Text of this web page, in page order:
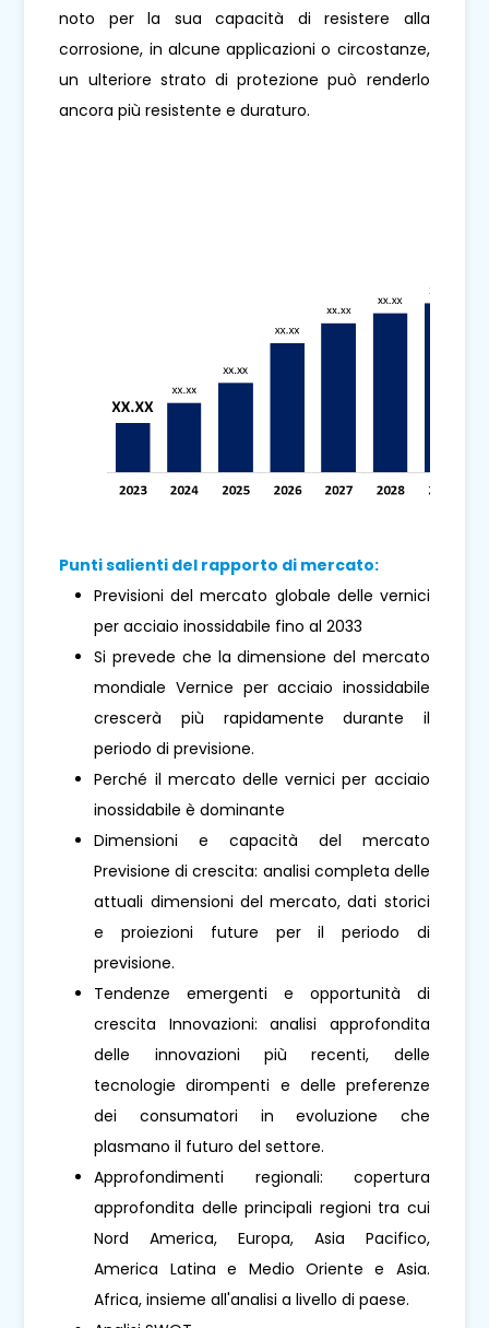
noto per la sua capacità di resistere alla
corrosione, in alcune applicazioni o circostanze,
un ulteriore strato di protezione può renderlo
ancora più resistente e duraturo.
Punti salienti del rapporto di mercato:
Previsioni del mercato globale delle vernici
per acciaio inossidabile fino al 2033
Si prevede che la dimensione del mercato
mondiale Vernice per acciaio inossidabile
crescerà più rapidamente durante il
periodo di previsione.
Perché il mercato delle vernici per acciaio
inossidabile è dominante
Dimensioni e capacità del mercato
Previsione di crescita: analisi completa delle
attuali dimensioni del mercato, dati storici
e proiezioni future per il periodo di
previsione.
Tendenze emergenti e opportunità di
crescita Innovazioni: analisi approfondita
delle innovazioni più recenti, delle
tecnologie dirompenti e delle preferenze
dei consumatori in evoluzione che
plasmano il futuro del settore.
Approfondimenti regionali: copertura
approfondita delle principali regioni tra cui
Nord America, Europa, Asia Pacifico,
America Latina e Medio Oriente e Asia.
Africa, insieme all'analisi a livello di paese.